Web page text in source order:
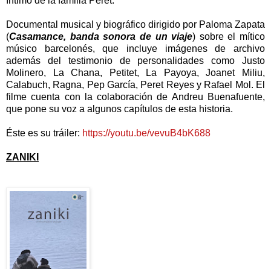
Documental musical y biográfico dirigido por Paloma Zapata
(Casamance, banda sonora de un viaje) sobre el mítico
músico barcelonés, que incluye imágenes de archivo
además del testimonio de personalidades como Justo
Molinero, La Chana, Petitet, La Payoya, Joanet Miliu,
Calabuch, Ragna, Pep García, Peret Reyes y Rafael Mol. El
filme cuenta con la colaboración de Andreu Buenafuente,
que pone su voz a algunos capítulos de esta historia.
Éste es su tráiler: https://youtu.be/vevuB4bK688
ZANIKI